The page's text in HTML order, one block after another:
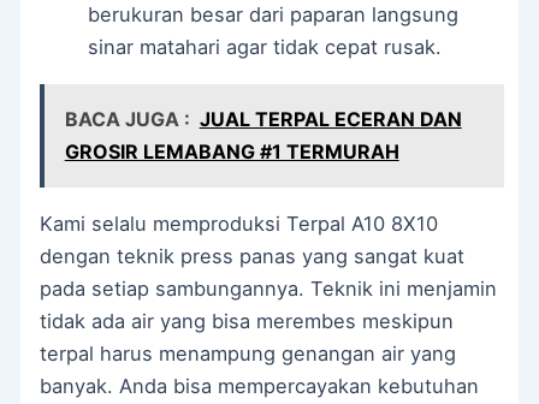
berukuran besar dari paparan langsung
sinar matahari agar tidak cepat rusak.
BACA JUGA : JUAL TERPAL ECERAN DAN
GROSIR LEMABANG #1 TERMURAH
Kami selalu memproduksi Terpal A10 8X10
dengan teknik press panas yang sangat kuat
pada setiap sambungannya. Teknik ini menjamin
tidak ada air yang bisa merembes meskipun
terpal harus menampung genangan air yang
banyak. Anda bisa mempercayakan kebutuhan